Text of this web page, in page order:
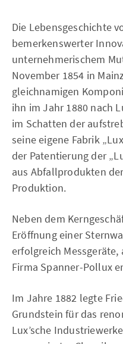
Die Lebensgeschichte
bemerkenswerter
unternehmerischem
November 1854 in
gleichnamigen
ihn im Jahr 1880 nach
im Schatten der
seine eigene Fabrik
der Patentierung der
aus Abfallprodukten
Produktion.
Neben dem
Eröffnung einer
erfolgreich
Firma Spanner-Pollux
Im Jahre 1882 legte
Grundstein für das
Lux’sche